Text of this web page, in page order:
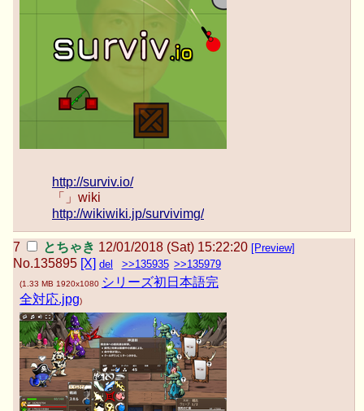
http://surviv.io/
「」wiki
http://wikiwiki.jp/survivimg/
とちゃき 12/01/2018 (Sat) 15:22:20 [Preview]
No.135895 [X] del >>135935 >>135979
(1.33 MB 1920x1080 シリーズ初日本語完
全対応.jpg)